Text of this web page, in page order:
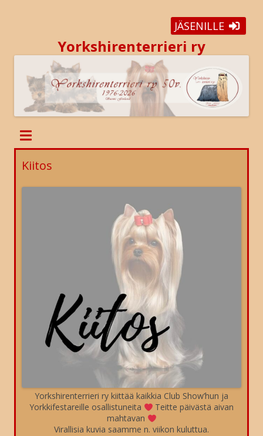
JÄSENILLE
Yorkshirenterrieri ry
Kiitos
Yorkshirenterrieri ry kiittää kaikkia Club Show’hun ja
Yorkkifestareille osallistuneita
Teitte päivästä aivan
mahtavan
Virallisia kuvia saamme n. viikon kuluttua.